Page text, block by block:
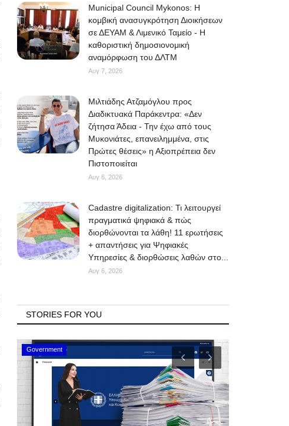
Municipal Council Mykonos: Η
κομβική ανασυγκρότηση Διοικήσεων
σε ΔΕΥΑΜ & Λιμενικό Ταμείο - Η
καθοριστική δημοσιονομική
αναμόρφωση του ΔΛΤΜ
Αυγ 7, 2026
Μιλτιάδης Ατζαμόγλου προς
Διαδικτυακά Παράκεντρα: «Δεν
ζήτησα Άδεια - Την έχω από τους
Μυκονιάτες, επανειλημμένα, στις
Πρώτες θέσεις» η Αξιοπρέπεια δεν
Πιστοποιείται
Αυγ 6, 2026
Cadastre digitalization: Τι λειτουργεί
πραγματικά ψηφιακά & πώς
διορθώνονται τα λάθη! 11 ερωτήσεις
+ απαντήσεις για Ψηφιακές
Υπηρεσίες & διορθώσεις λαθών στο...
Αυγ 6, 2026
STORIES FOR YOU
Mykonos Events